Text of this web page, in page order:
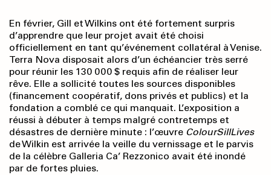
En février, Gill et Wilkins ont été fortement surpris
d’apprendre que leur projet avait été choisi
officiellement en tant qu’événement collatéral à Venise.
Terra Nova disposait alors d’un échéancier très serré
pour réunir les 130 000 $ requis afin de réaliser leur
rêve. Elle a sollicité toutes les sources disponibles
(financement coopératif, dons privés et publics) et la
fondation a comblé ce qui manquait. L’exposition a
réussi à débuter à temps malgré contretemps et
désastres de dernière minute : l’œuvre ColourSillLives
de Wilkin est arrivée la veille du vernissage et le parvis
de la célèbre Galleria Ca’ Rezzonico avait été inondé
par de fortes pluies.